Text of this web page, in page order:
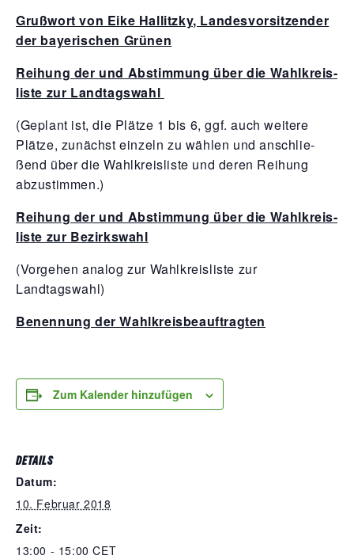
Gruß­wort von Eike Hal­litz­ky, Lan­des­vor­sit­zen­der
der baye­ri­schen Grünen
Rei­hung der und Abstim­mung über die Wahl­kreis­
lis­te zur Landtagswahl
(Geplant ist, die Plät­ze 1 bis 6, ggf. auch wei­te­re
Plät­ze, zunächst ein­zeln zu wäh­len und anschlie­
ßend über die Wahl­kreis­lis­te und deren Rei­hung
abzustimmen.)
Rei­hung der und Abstim­mung über die Wahl­kreis­
lis­te zur Bezirkswahl
(Vor­ge­hen ana­log zur Wahl­kreis­lis­te zur
Landtagswahl)
Benen­nung der Wahlkreisbeauftragten
Zum Kalender hinzufügen
DETAILS
Datum:
10. Februar 2018
Zeit:
13:00 - 15:00CET